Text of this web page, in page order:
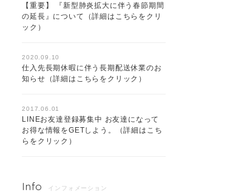
【重要】 『新型肺炎拡大に伴う春節期間
の延長』について（詳細はこちらをクリ
ック）
2020.09.10
仕入先長期休暇に伴う長期配送休業のお
知らせ（詳細はこちらをクリック）
2017.06.01
LINEお友達登録募集中 お友達になって
お得な情報をGETしよう。（詳細はこち
らをクリック）
Info インフォメーション